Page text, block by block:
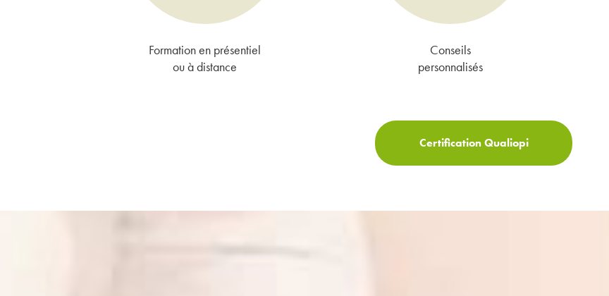
Formation en présentiel
ou à distance
Conseils
personnalisés
Certification Qualiopi